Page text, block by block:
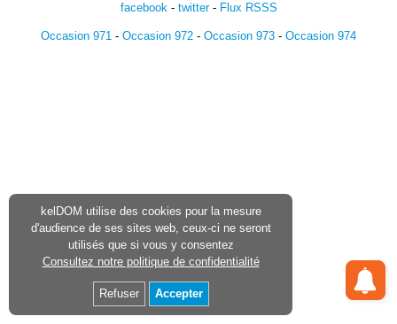
facebook- twitter- Flux RSSS
Occasion 971 - Occasion 972 - Occasion 973 - Occasion 974
kelDOM utilise des cookies pour la mesure
d'audience de ses sites web, ceux-ci ne seront
utilisés que si vous y consentez
Consultez notre politique de confidentialité
Refuser Accepter